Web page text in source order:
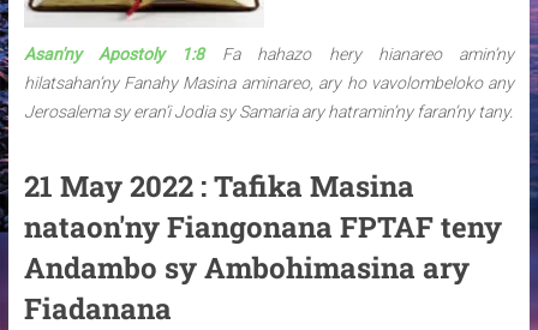
Asan'ny Apostoly 1:8Fa hahazo hery hianareo amin’ny
hilatsahan’ny Fanahy Masina aminareo, ary ho vavolombeloko any
Jerosalema sy eran’i Jodia sy Samaria ary hatramin’ny faran’ny tany.
21 May 2022 : Tafika Masina
nataon'ny Fiangonana FPTAF teny
Andambo sy Ambohimasina ary
Fiadanana